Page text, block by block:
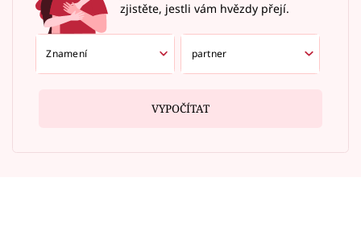
zjistěte, jestli vám hvězdy přejí.
VYPOČÍTAT